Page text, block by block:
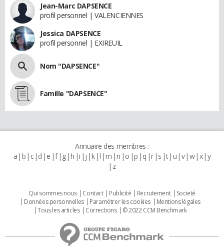
Jean-Marc DAPSENCE
profil personnel | VALENCIENNES
Jessica DAPSENCE
profil personnel | EXIREUIL
Nom "DAPSENCE"
Famille "DAPSENCE"
Annuaire des membres :
a b c d e f g h i j k l m n o p q r s t u v w x y
z
Qui sommes nous Contact Publicité Recrutement
Societé
Données personnelles
Paramétrer les cookies
Mentions légales
Tous les articles
Corrections © 2022 CCM Benchmark